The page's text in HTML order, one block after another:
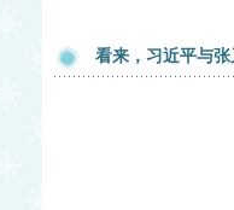
看来，习近平与